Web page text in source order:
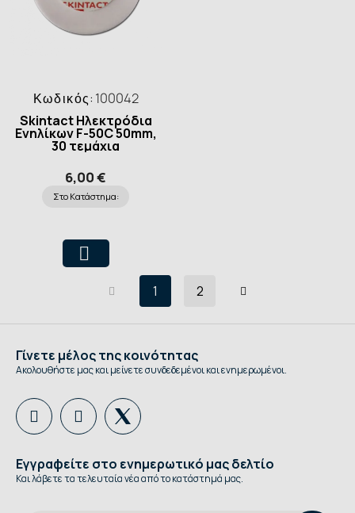
Κωδικός: 100042
Skintact Ηλεκτρόδια
Ενηλίκων F-50C 50mm,
30 τεμάχια
6,00 €
Στο Κατάστημα:
1 2
Γίνετε μέλος της κοινότητας
Ακολουθήστε μας και μείνετε συνδεδεμένοι και ενημερωμένοι.
Εγγραφείτε στο ενημερωτικό μας δελτίο
Και λάβετε τα τελευταία νέα από το κατάστημά μας.